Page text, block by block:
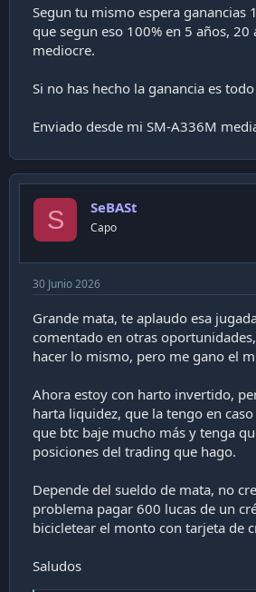
¿Resultado?
años (llegó a estar en
Segun tu mismo espera ganancias
que segun eso 100% en 5 años, 20
mediocre.
Si no has hecho la ganancia es
Enviado desde mi SM-A336M
S SeBASt
Capo
30 Junio 2026
Grande mata, te aplaudo esa
comentado en otras
hacer lo mismo, pero me gano el
Ahora estoy con harto invertido,
harta liquidez, que la tengo en
que btc baje mucho más y tenga
posiciones del trading que hago.
Depende del sueldo de mata, no
problema pagar 600 lucas de un
bicicletear el monto con tarjeta de
Saludos